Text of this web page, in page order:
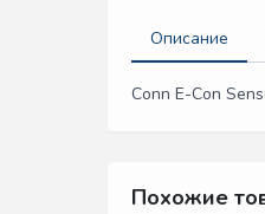
Описание
Conn E-Con
Похожие